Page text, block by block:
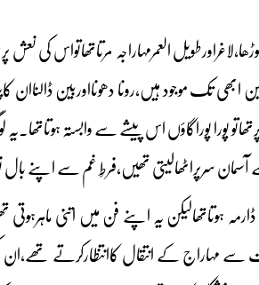
العمرمہاراجہ مرتاتھاتواس کی
ابھی تک موجود ہیں،رونا دھونااوربین
پورا پوراگاؤں اس پیشے سے وابستہ
آسمان سرپراٹھالیتی تھیں،فرطِ غم سے اپنے بال
ہوتاتھالیکن یہ اپنے فن میں اتنی
مہاراج کے انتقال کاانتظارکرتے تھے،ان